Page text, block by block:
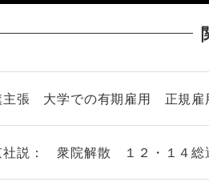
主張 大学での有期雇用 正規雇
社説： 衆院解散 １２・１４総